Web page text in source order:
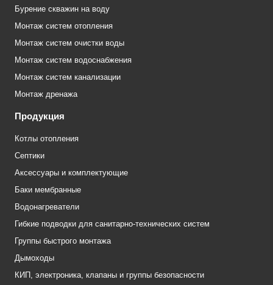
Бурение скважин на воду
Монтаж систем отопления
Монтаж систем очистки воды
Монтаж систем водоснабжения
Монтаж систем канализации
Монтаж дренажа
Продукция
Котлы отопления
Септики
Аксессуары и комплектующие
Баки мембранные
Водонагреватели
Гибкие подводки для санитарно-технических систем
Группы быстрого монтажа
Дымоходы
КИП, электроника, клапаны и группы безопасности